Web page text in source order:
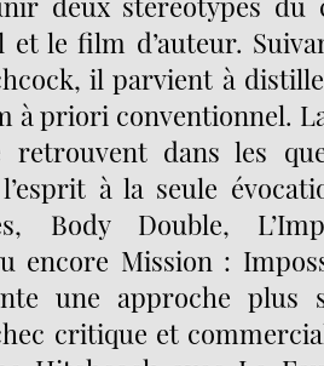
et le film d’auteur.
il parvient à
à priori conventionnel.
retrouvent dans les
à la seule
Body Double,
encore Mission :
une approche plus
critique et